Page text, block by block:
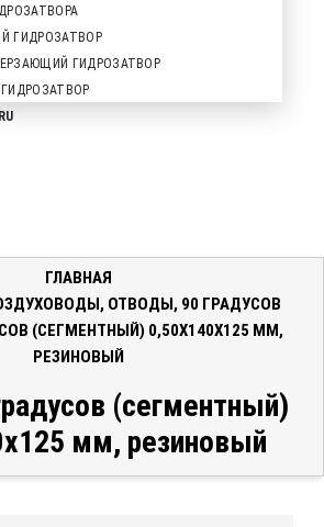
ГИДРОЗАТВОР
ГИДРОЗАТВОР
ГЛАВНАЯ
, ОТВОДЫ, 90 ГРАДУСОВ
(СЕГМЕНТНЫЙ) 0,50X140X125 ММ,
РЕЗИНОВЫЙ
(сегментный)
мм, резиновый